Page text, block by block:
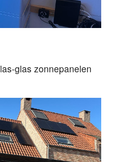
glas zonnepanelen